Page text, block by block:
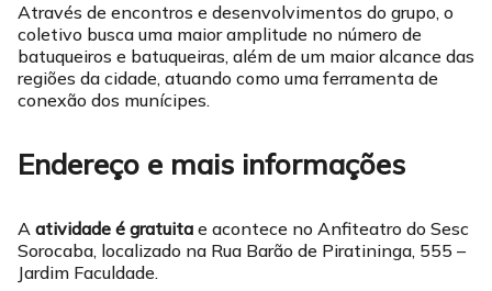
Através de encontros e desenvolvimentos do grupo, o
coletivo busca uma maior amplitude no número de
batuqueiros e batuqueiras, além de um maior alcance das
regiões da cidade, atuando como uma ferramenta de
conexão dos munícipes.
Endereço e mais informações
A atividade é gratuita e acontece no Anfiteatro do Sesc
Sorocaba, localizado na Rua Barão de Piratininga, 555 –
Jardim Faculdade.